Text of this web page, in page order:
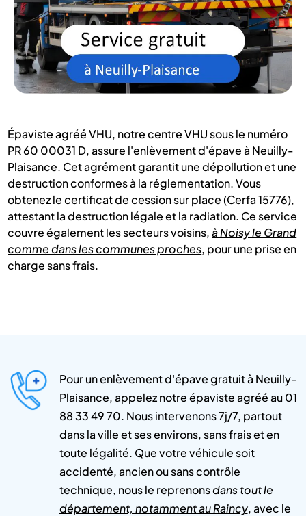
Épaviste agréé VHU, notre centre VHU sous le numéro
PR 60 00031 D, assure l'enlèvement d'épave à Neuilly-
Plaisance. Cet agrément garantit une dépollution et une
destruction conformes à la réglementation. Vous
obtenez le certificat de cession sur place (Cerfa 15776),
attestant la destruction légale et la radiation. Ce service
couvre également les secteurs voisins,à Noisy le Grand
comme dans les communes proches, pour une prise en
charge sans frais.
Pour un enlèvement d'épave gratuit à Neuilly-
Plaisance, appelez notre épaviste agréé au 01
88 33 49 70. Nous intervenons 7j/7, partout
dans la ville et ses environs, sans frais et en
toute légalité. Que votre véhicule soit
accidenté, ancien ou sans contrôle
technique, nous le reprenonsdans tout le
département, notamment au Raincy, avec le